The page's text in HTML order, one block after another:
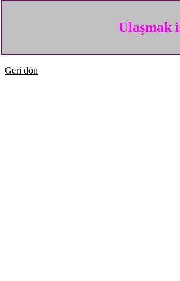
Ulaşmak
Geri dön